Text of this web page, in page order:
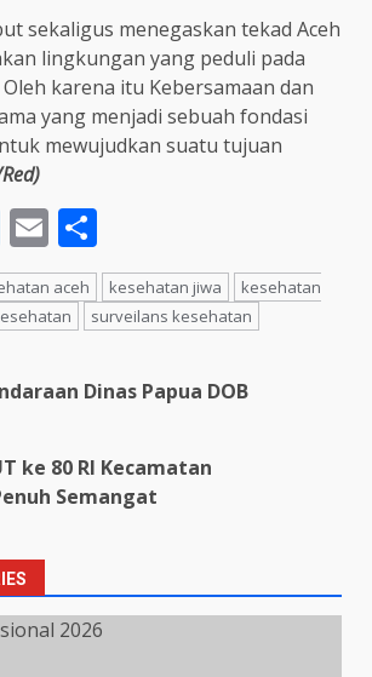
sekaligus menegaskan tekad Aceh
lingkungan yang peduli pada
karena itu Kebersamaan dan
yang menjadi sebuah fondasi
mewujudkan suatu tujuan
Twitter
Email
aceh kesehatan jiwa
kesehatan
surveilans kesehatan
Dinas Papua DOB
ke 80 RI Kecamatan
Semangat